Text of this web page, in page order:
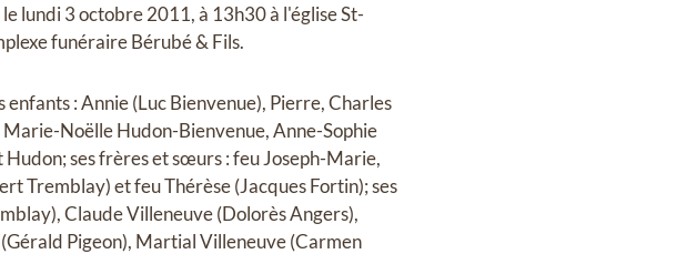
lundi 3 octobre 2011, à 13h30 à l'église St-
funéraire Bérubé & Fils.
enfants : Annie (Luc Bienvenue), Pierre, Charles
Marie-Noëlle Hudon-Bienvenue, Anne-Sophie
ses frères et sœurs : feu Joseph-Marie,
Tremblay) et feu Thérèse (Jacques Fortin); ses
Claude Villeneuve (Dolorès Angers),
Pigeon), Martial Villeneuve (Carmen